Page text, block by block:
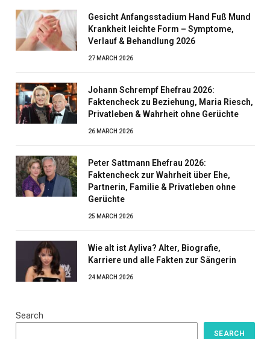
Gesicht Anfangsstadium Hand Fuß Mund
Krankheit leichte Form – Symptome,
Verlauf & Behandlung 2026
27 MARCH 2026
Johann Schrempf Ehefrau 2026:
Faktencheck zu Beziehung, Maria Riesch,
Privatleben & Wahrheit ohne Gerüchte
26 MARCH 2026
Peter Sattmann Ehefrau 2026:
Faktencheck zur Wahrheit über Ehe,
Partnerin, Familie & Privatleben ohne
Gerüchte
25 MARCH 2026
Wie alt ist Ayliva? Alter, Biografie,
Karriere und alle Fakten zur Sängerin
24 MARCH 2026
Search
SEARCH